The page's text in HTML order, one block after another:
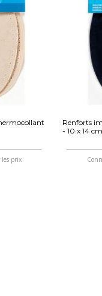
les prix
Renforts
- 10 x 14